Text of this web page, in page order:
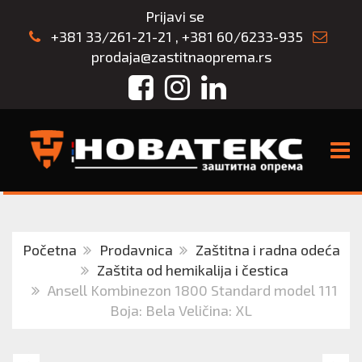
Prijavi se
+381 33/261-21-21 , +381 60/6233-935
prodaja@zastitnaoprema.rs
FacebookInstagram
LinkedIn
Početna Prodavnica
Zaštitna i radna odeća
Zaštita od hemikalija i čestica
Ansell Kombinezon 1800 Standard model 111
Boja: Bela Veličina: XL